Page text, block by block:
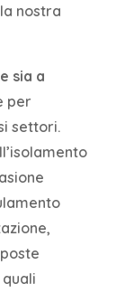
nostra
sia a
per
settori.